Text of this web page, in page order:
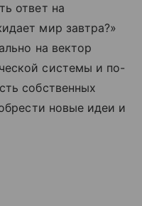
ответ на
мир завтра?»
на вектор
системы и по-
собственных
новые идеи и